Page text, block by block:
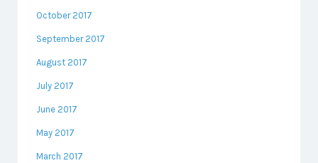
October 2017
September 2017
August 2017
July 2017
June 2017
May 2017
March 2017